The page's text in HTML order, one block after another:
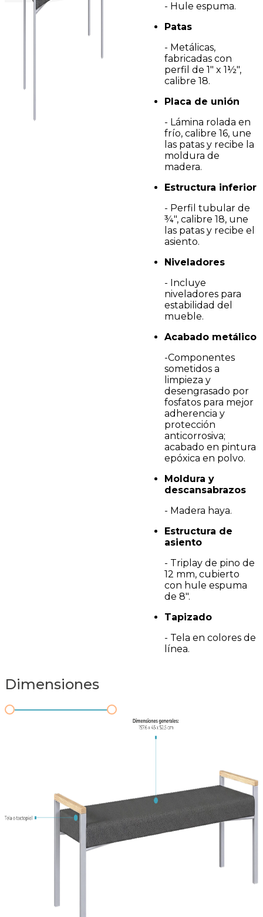
- Hule espuma.
Patas
- Metálicas,
fabricadas con
perfil de 1" x 1½",
calibre 18.
Placa de unión
- Lámina rolada en
frío, calibre 16, une
las patas y recibe la
moldura de
madera.
Estructura inferior
- Perfil tubular de
¾", calibre 18, une
las patas y recibe el
asiento.
Niveladores
- Incluye
niveladores para
estabilidad del
mueble.
Acabado metálico
-Componentes
sometidos a
limpieza y
desengrasado por
fosfatos para mejor
adherencia y
protección
anticorrosiva;
acabado en pintura
epóxica en polvo.
Moldura y
descansabrazos
- Madera haya.
Estructura de
asiento
- Triplay de pino de
12 mm, cubierto
con hule espuma
de 8".
Tapizado
- Tela en colores de
línea.
Dimensiones